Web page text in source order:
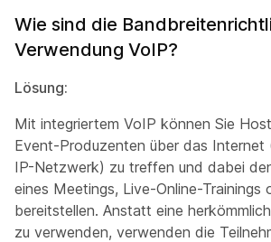
Wie sind die
Verwendung VoIP?
Lösung:
Mit integriertem VoIP können Sie
Event-Produzenten über das Internet
IP-Netzwerk) zu treffen und dabei
eines Meetings, Live-Online-Trainings
bereitstellen. Anstatt eine
zu verwenden, verwenden die